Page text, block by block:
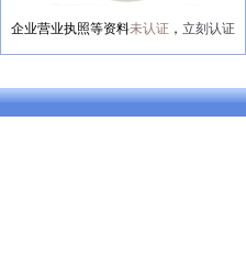
企业营业执照等资料未认证 ， 立刻认证